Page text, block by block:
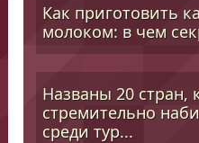
Как приготовить
молоком: в чем
Названы 20 стран,
стремительно
среди тур...